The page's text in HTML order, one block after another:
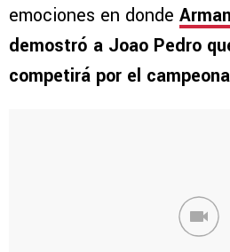
emociones en donde
demostró a Joao Pedro
competirá por el